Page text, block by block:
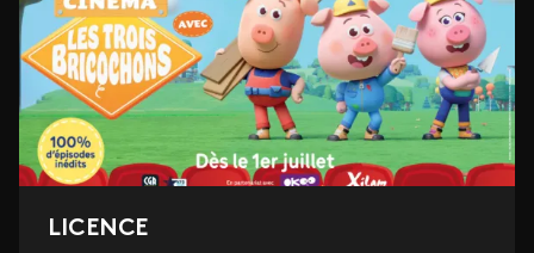
LICENCE